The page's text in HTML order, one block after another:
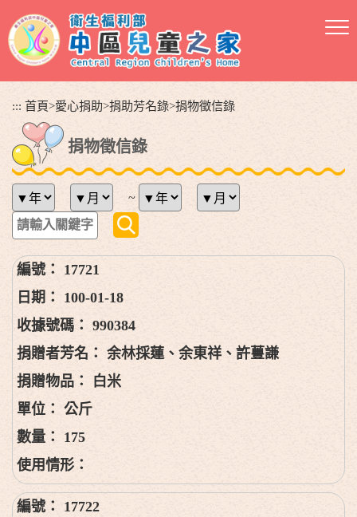
到
主
::: 首頁>愛心捐助>捐助芳名錄>捐物徵信錄
捐物徵信錄
~
17721
100-01-18
990384
余林採蓮、余東祥、許蘴謙
白米
公斤
175
17722